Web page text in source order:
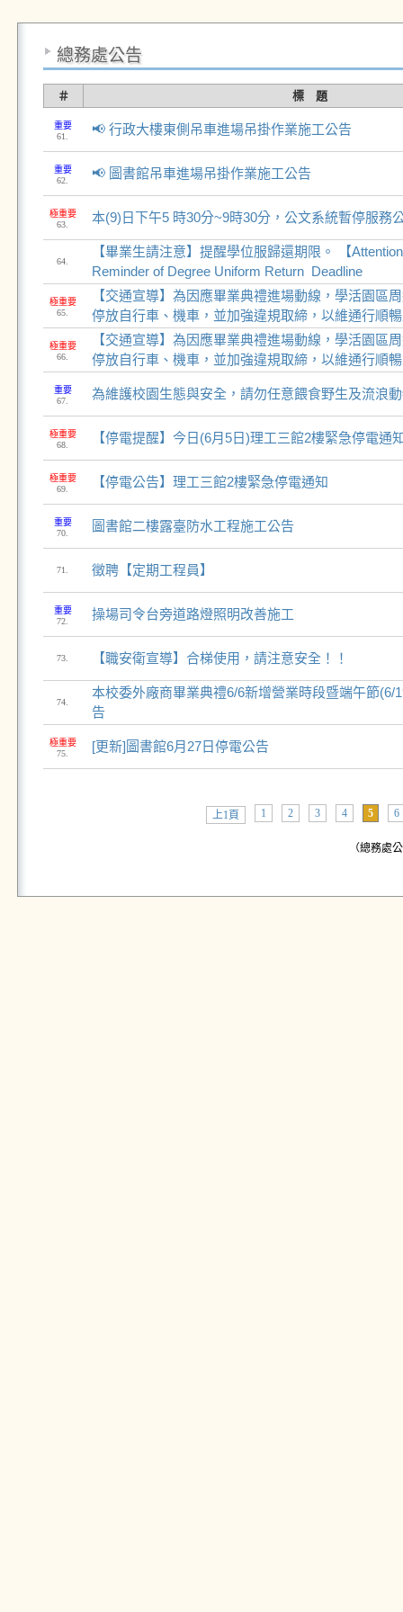
總務處公告
＃ 標 題
重要
61.
📢 行政大樓東側吊車進場吊掛作業施工公告
重要
62.
📢 圖書館吊車進場吊掛作業施工公告
極重要
63.
本(9)日下午5 時30分~9時30分，公文系統暫停服務
64.
【畢業生請注意】提醒學位服歸還期限。 ​​​​​​【
Reminder of Degree Uniform Return Deadline
極重要
65.
【交通宣導】為因應畢業典禮進場動線，學活園區
停放自行車、機車，並加強違規取締，以維通行順
極重要
66.
【交通宣導】為因應畢業典禮進場動線，學活園區
停放自行車、機車，並加強違規取締，以維通行順
重要
67.
為維護校園生態與安全，請勿任意餵食野生及流浪
極重要
68.
【停電提醒】今日(6月5日)理工三館2樓緊急停電通
極重要
69.
【停電公告】理工三館2樓緊急停電通知
重要
70.
圖書館二樓露臺防水工程施工公告
71. 徵聘【定期工程員】
重要
72.
操場司令台旁道路燈照明改善施工
73. 【職安衛宣導】合梯使用，請注意安全！！
74.
本校委外廠商畢業典禮6/6新增營業時段暨端午節(6/
告
極重要
75.
[更新]圖書館6月27日停電公告
上1頁 1 2 3 4 5 6
（總務處